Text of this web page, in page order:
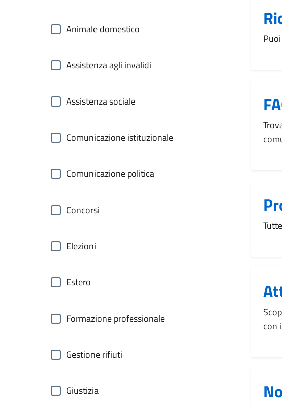
Animale domestico
Assistenza agli invalidi
Assistenza sociale
Comunicazione istituzionale
Comunicazione politica
Concorsi
Elezioni
Estero
Formazione professionale
Gestione rifiuti
Giustizia
con